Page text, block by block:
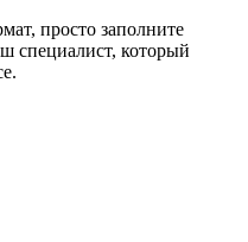
просто заполните
специалист, который